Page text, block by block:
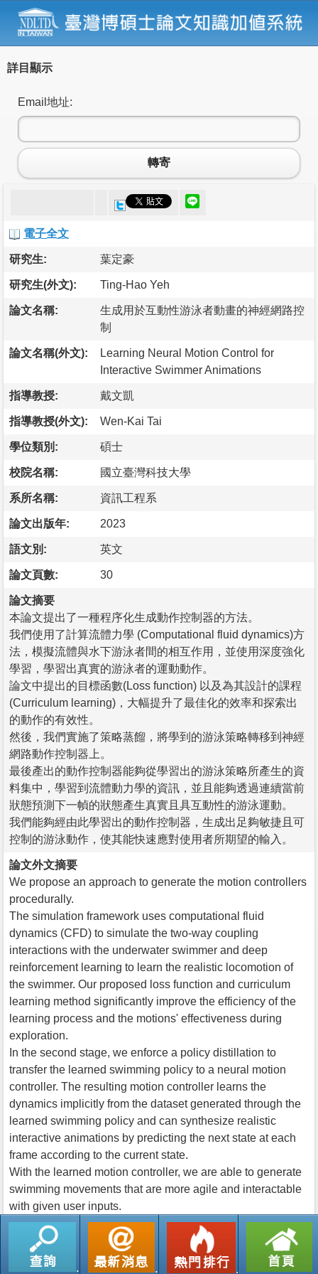
詳目顯示
Email地址:
轉寄
電子全文
研究生: 葉定豪
研究生(外文): Ting-Hao Yeh
論文名稱:
生成用於互動性游泳者動畫的神經網路控
制
論文名稱(外文):
Learning Neural Motion Control for
Interactive Swimmer Animations
指導教授: 戴文凱
指導教授(外文): Wen-Kai Tai
學位類別: 碩士
校院名稱: 國立臺灣科技大學
系所名稱: 資訊工程系
論文出版年: 2023
語文別: 英文
論文頁數: 30
論文摘要
本論文提出了一種程序化生成動作控制器的方法。
我們使用了計算流體力學 (Computational fluid dynamics)方
法，模擬流體與水下游泳者間的相互作用，並使用深度強化
學習，學習出真實的游泳者的運動動作。
論文中提出的目標函數(Loss function) 以及為其設計的課程
(Curriculum learning)，大幅提升了最佳化的效率和探索出
的動作的有效性。
然後，我們實施了策略蒸餾，將學到的游泳策略轉移到神經
網路動作控制器上。
最後產出的動作控制器能夠從學習出的游泳策略所產生的資
料集中，學習到流體動力學的資訊，並且能夠透過連續當前
狀態預測下一幀的狀態產生真實且具互動性的游泳運動。
我們能夠經由此學習出的動作控制器，生成出足夠敏捷且可
控制的游泳動作，使其能快速應對使用者所期望的輸入。
論文外文摘要
We propose an approach to generate the motion controllers
procedurally.
The simulation framework uses computational fluid
dynamics (CFD) to simulate the two-way coupling
interactions with the underwater swimmer and deep
reinforcement learning to learn the realistic locomotion of
the swimmer. Our proposed loss function and curriculum
learning method significantly improve the efficiency of the
learning process and the motions' effectiveness during
exploration.
In the second stage, we enforce a policy distillation to
transfer the learned swimming policy to a neural motion
controller. The resulting motion controller learns the
dynamics implicitly from the dataset generated through the
learned swimming policy and can synthesize realistic
interactive animations by predicting the next state at each
frame according to the current state.
With the learned motion controller, we are able to generate
swimming movements that are more agile and interactable
with given user inputs.
返回列表